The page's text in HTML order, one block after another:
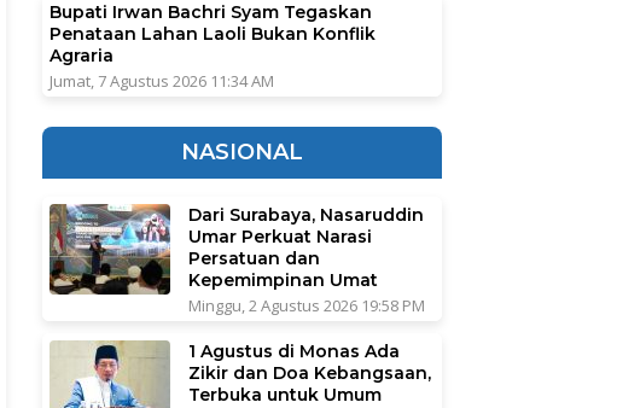
Bupati Irwan Bachri Syam Tegaskan
Penataan Lahan Laoli Bukan Konflik
Agraria
Jumat, 7 Agustus 2026 11:34 AM
NASIONAL
Dari Surabaya, Nasaruddin
Umar Perkuat Narasi
Persatuan dan
Kepemimpinan Umat
Minggu, 2 Agustus 2026 19:58 PM
1 Agustus di Monas Ada
Zikir dan Doa Kebangsaan,
Terbuka untuk Umum